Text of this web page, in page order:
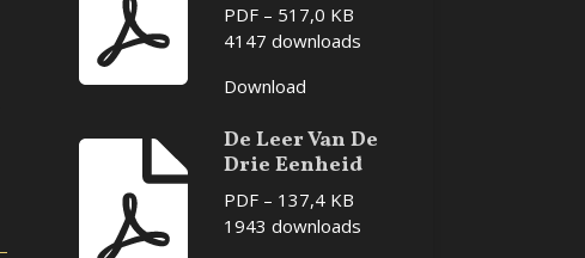
PDF – 517,0 KB
4147 downloads
Download
De Leer Van De
Drie Eenheid
PDF – 137,4 KB
1943 downloads